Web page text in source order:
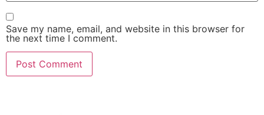
Save my name, email, and website in this browser for
the next time I comment.